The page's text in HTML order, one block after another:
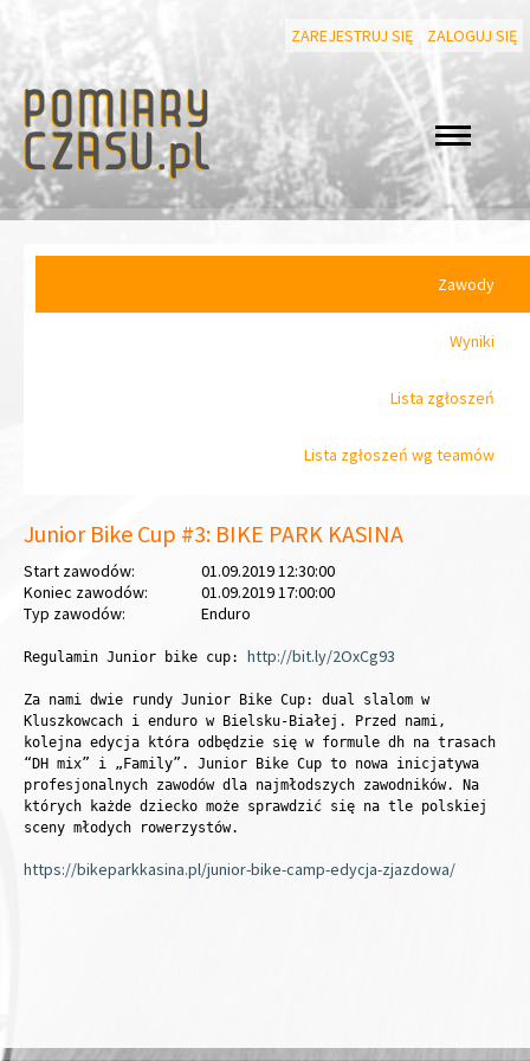
ZAREJESTRUJ SIĘ ZALOGUJ SIĘ
Zawody
Wyniki
Lista zgłoszeń
Lista zgłoszeń wg teamów
Junior Bike Cup #3: BIKE PARK KASINA
Start zawodów:
01.09.2019 12:30:00
Koniec zawodów:
01.09.2019 17:00:00
Typ zawodów:
Enduro
Regulamin Junior bike cup: http://bit.ly/2OxCg93
Za nami dwie rundy Junior Bike Cup: dual slalom w
Kluszkowcach i enduro w Bielsku-Białej. Przed nami,
kolejna edycja która odbędzie się w formule dh na trasach
“DH mix” i „Family”. Junior Bike Cup to nowa inicjatywa
profesjonalnych zawodów dla najmłodszych zawodników. Na
których każde dziecko może sprawdzić się na tle polskiej
sceny młodych rowerzystów.
https://bikeparkkasina.pl/junior-bike-camp-edycja-zjazdowa/